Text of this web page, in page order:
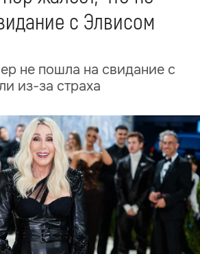
с Элвисом
не пошла на свидание с
из-за страха